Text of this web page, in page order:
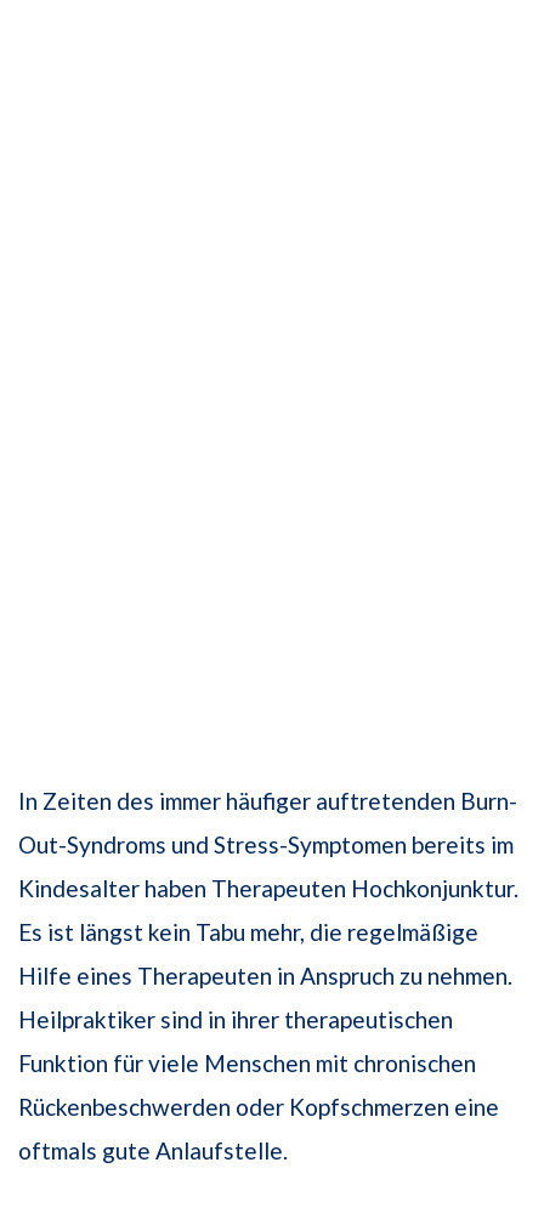
In Zeiten des immer häufiger auftretenden Burn-
Out-Syndroms und Stress-Symptomen bereits im
Kindesalter haben Therapeuten Hochkonjunktur.
Es ist längst kein Tabu mehr, die regelmäßige
Hilfe eines Therapeuten in Anspruch zu nehmen.
Heilpraktiker sind in ihrer therapeutischen
Funktion für viele Menschen mit chronischen
Rückenbeschwerden oder Kopfschmerzen eine
oftmals gute Anlaufstelle.